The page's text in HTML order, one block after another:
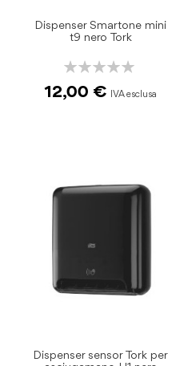
Dispenser Smartone mini
t9 nero Tork
Rating:
12,00 €
Dispenser sensor Tork per